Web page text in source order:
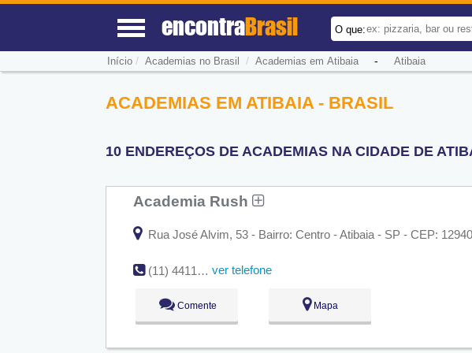
encontraBrasil O que:
Início/ Academias no Brasil / Academias em Atibaia- Atibaia
ACADEMIAS EM ATIBAIA - BRASIL
10 ENDEREÇOS DE ACADEMIAS NA CIDADE DE
Academia Rush
Rua José Alvim, 53 - Bairro: Centro - Atibaia - SP - CEP:
(11) 4411-5048 ver telefone
Comente Mapa